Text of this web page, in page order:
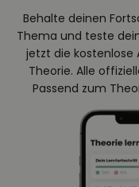
Behalte deinen
Thema und teste
jetzt die kostenlose
Theorie. Alle
Passend zum